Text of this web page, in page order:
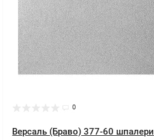
0
Версаль (Браво) 377-60 шпалери